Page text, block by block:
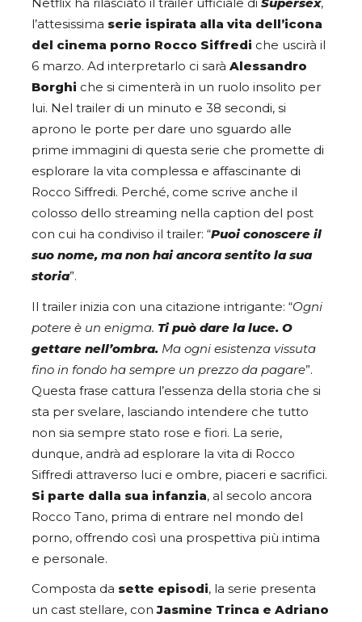
Netflix ha rilasciato il trailer ufficiale di Supersex,
l’attesissima serie ispirata alla vita dell’icona
del cinema porno Rocco Siffredi che uscirà il
6 marzo. Ad interpretarlo ci sarà Alessandro
Borghi che si cimenterà in un ruolo insolito per
lui. Nel trailer di un minuto e 38 secondi, si
aprono le porte per dare uno sguardo alle
prime immagini di questa serie che promette di
esplorare la vita complessa e affascinante di
Rocco Siffredi. Perché, come scrive anche il
colosso dello streaming nella caption del post
con cui ha condiviso il trailer: “Puoi conoscere il
suo nome, ma non hai ancora sentito la sua
storia”.
Il trailer inizia con una citazione intrigante: “Ogni
potere è un enigma. Ti può dare la luce. O
gettare nell’ombra. Ma ogni esistenza vissuta
fino in fondo ha sempre un prezzo da pagare”.
Questa frase cattura l’essenza della storia che si
sta per svelare, lasciando intendere che tutto
non sia sempre stato rose e fiori. La serie,
dunque, andrà ad esplorare la vita di Rocco
Siffredi attraverso luci e ombre, piaceri e sacrifici.
Si parte dalla sua infanzia, al secolo ancora
Rocco Tano, prima di entrare nel mondo del
porno, offrendo così una prospettiva più intima
e personale.
Composta da sette episodi, la serie presenta
un cast stellare, conJasmine Trinca e Adriano